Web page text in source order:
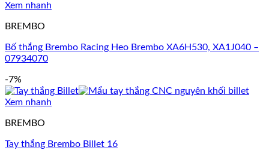
Xem nhanh
BREMBO
Bố thắng Brembo Racing Heo Brembo XA6H530, XA1J040 –
07934070
-7%
Xem nhanh
BREMBO
Tay thắng Brembo Billet 16